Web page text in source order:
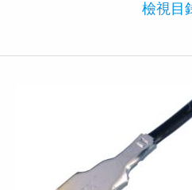
檢視目